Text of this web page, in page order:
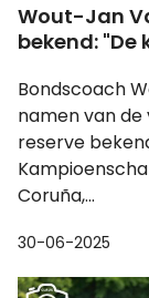
Wout-Jan
bekend: "De
Bondscoach
namen van de
reserve
Coruña,...
30-06-2025